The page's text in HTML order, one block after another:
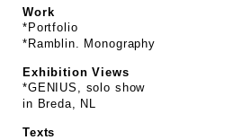
Work
*Portfolio
*Ramblin. Monography
Exhibition Views
*GENIUS, solo show
in Breda, NL
Texts